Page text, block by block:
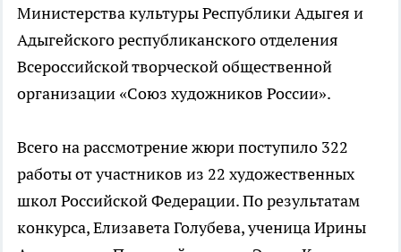
Министерства культуры Республики Адыгея и
Адыгейского республиканского отделения
Всероссийской творческой общественной
организации «Союз художников России».
Всего на рассмотрение жюри поступило 322
работы от участников из 22 художественных
школ Российской Федерации. По результатам
конкурса, Елизавета Голубева, ученица Ирины